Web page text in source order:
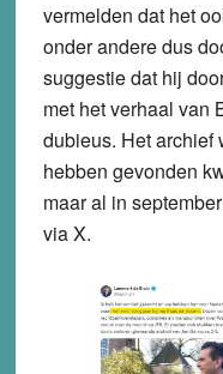
vermelden dat het
onder andere dus
suggestie dat hij
met het verhaal van
dubieus. Het archief
hebben gevonden
maar al in
via X.